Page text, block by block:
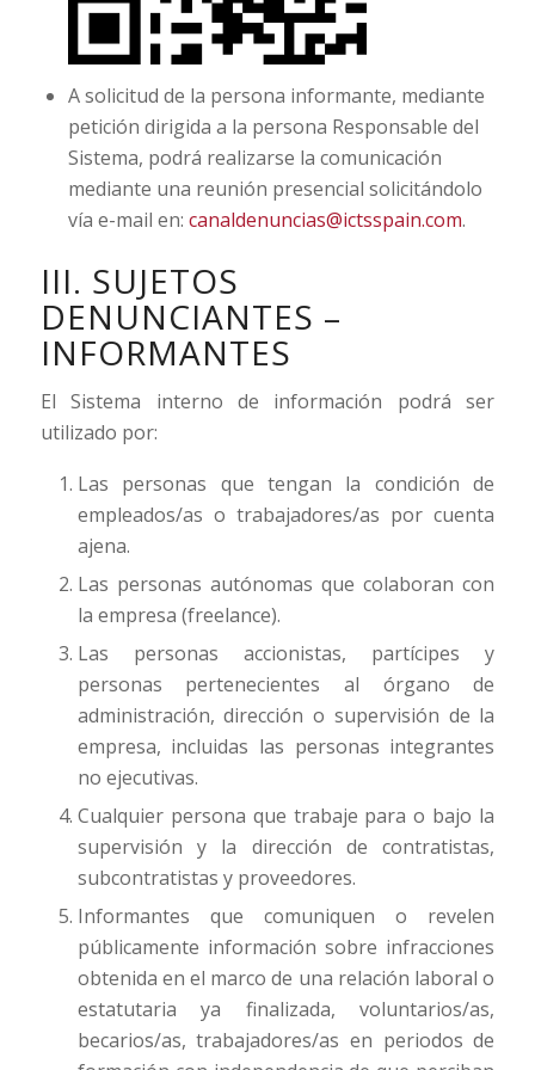
A solicitud de la persona informante, mediante
petición dirigida a la persona Responsable del
Sistema, podrá realizarse la comunicación
mediante una reunión presencial solicitándolo
vía e-mail en: canaldenuncias@ictsspain.com.
III. SUJETOS
DENUNCIANTES –
INFORMANTES
El Sistema interno de información podrá ser
utilizado por:
Las personas que tengan la condición de
empleados/as o trabajadores/as por cuenta
ajena.
Las personas autónomas que colaboran con
la empresa (freelance).
Las personas accionistas, partícipes y
personas pertenecientes al órgano de
administración, dirección o supervisión de la
empresa, incluidas las personas integrantes
no ejecutivas.
Cualquier persona que trabaje para o bajo la
supervisión y la dirección de contratistas,
subcontratistas y proveedores.
Informantes que comuniquen o revelen
públicamente información sobre infracciones
obtenida en el marco de una relación laboral o
estatutaria ya finalizada, voluntarios/as,
becarios/as, trabajadores/as en periodos de